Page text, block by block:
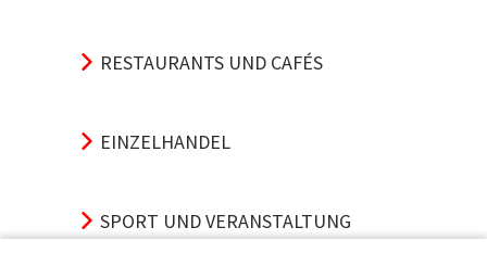
RESTAURANTS UND CAFÉS
EINZELHANDEL
SPORT UND VERANSTALTUNG